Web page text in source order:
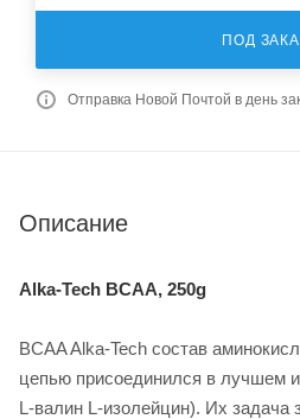
ПОД
Отправка Новой Почтой в день
Описание
Alka-Tech BCAA, 250g
BCAA Alka-Tech состав
цепью присоединился в лучшем
L-валин L-изолейцин). Их задача